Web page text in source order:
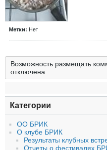
Метки: Нет
Возможность размещать
отключена.
Категории
ОО БРИК
О клубе БРИК
Результаты клубных
Отчеты о фестивалях